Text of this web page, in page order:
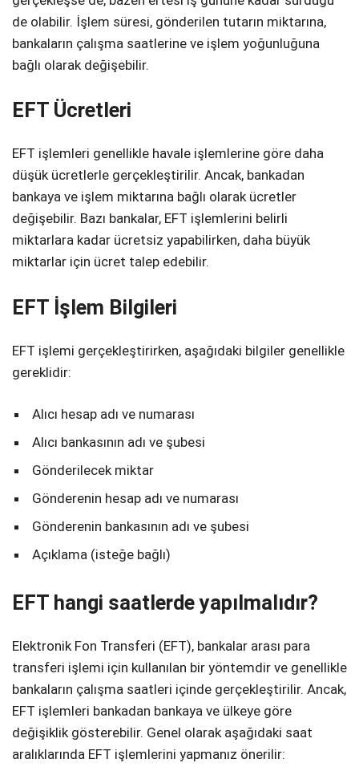
de olabilir. İşlem süresi, gönderilen tutarın miktarına,
bankaların çalışma saatlerine ve işlem yoğunluğuna
bağlı olarak değişebilir.
EFT Ücretleri
EFT işlemleri genellikle havale işlemlerine göre daha
düşük ücretlerle gerçekleştirilir. Ancak, bankadan
bankaya ve işlem miktarına bağlı olarak ücretler
değişebilir. Bazı bankalar, EFT işlemlerini belirli
miktarlara kadar ücretsiz yapabilirken, daha büyük
miktarlar için ücret talep edebilir.
EFT İşlem Bilgileri
EFT işlemi gerçekleştirirken, aşağıdaki bilgiler genellikle
gereklidir:
Alıcı hesap adı ve numarası
Alıcı bankasının adı ve şubesi
Gönderilecek miktar
Gönderenin hesap adı ve numarası
Gönderenin bankasının adı ve şubesi
Açıklama (isteğe bağlı)
EFT hangi saatlerde yapılmalıdır?
Elektronik Fon Transferi (EFT), bankalar arası para
transferi işlemi için kullanılan bir yöntemdir ve genellikle
bankaların çalışma saatleri içinde gerçekleştirilir. Ancak,
EFT işlemleri bankadan bankaya ve ülkeye göre
değişiklik gösterebilir. Genel olarak aşağıdaki saat
aralıklarında EFT işlemlerini yapmanız önerilir: